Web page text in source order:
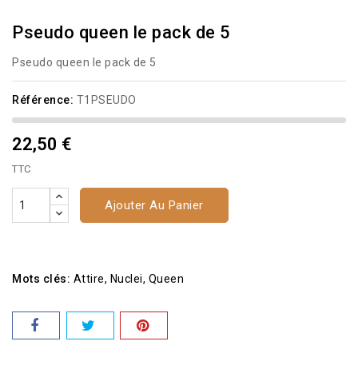
Pseudo queen le pack de 5
Pseudo queen le pack de 5
Référence: T1PSEUDO
22,50 €
TTC
Ajouter Au Panier
Mots clés: Attire Nuclei Queen